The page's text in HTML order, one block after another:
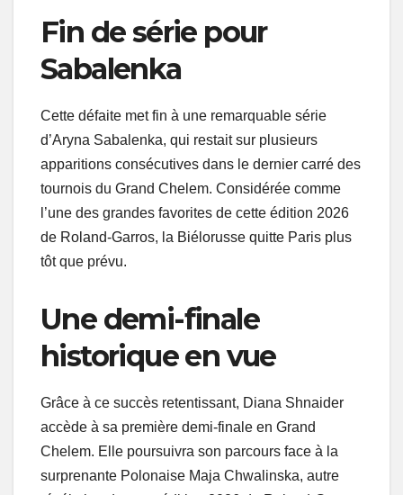
Fin de série pour
Sabalenka
Cette défaite met fin à une remarquable série
d’Aryna Sabalenka, qui restait sur plusieurs
apparitions consécutives dans le dernier carré des
tournois du Grand Chelem. Considérée comme
l’une des grandes favorites de cette édition 2026
de Roland-Garros, la Biélorusse quitte Paris plus
tôt que prévu.
Une demi-finale
historique en vue
Grâce à ce succès retentissant, Diana Shnaider
accède à sa première demi-finale en Grand
Chelem. Elle poursuivra son parcours face à la
surprenante Polonaise Maja Chwalinska, autre